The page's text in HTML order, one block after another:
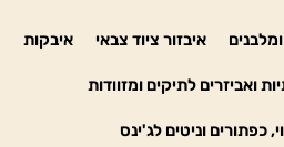
איבזור ציוד צבאי איבקות
ואביזרים לתיקים ומזוודות
כפתורים וניטים לג'ינס